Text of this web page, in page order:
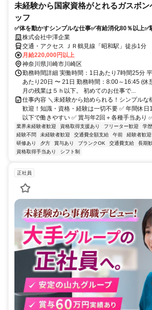
未経験から国家資格がとれるガスボン
ッフ
✅体を動かすシンプルな仕事✅有給消化80％以上✅
株式会社中澤企業
交通・アクセス ＪＲ鶴見線「昭和駅」徒歩1分
月給220,000円以上
神奈川県川崎市川崎区
勤務時間詳細 実働時間：1日あたり7時間25分
あたり20日 〜 21日 勤務時間：8:00～16:45 (休
月の残業は５ｈ以下。 初めてのお仕事で...
仕事内容 ＼未経験から始められる！シンプルな
歓迎！知識・資格・経験は一切不要 ✅ 年間休
以下で働きやすい ✅ 賞与年2回＋各種手当あり
業界未経験者歓迎 資格取得支援あり フリーター歓迎 学
経験不問
未経験者歓迎 交通費全額支給 午前 経験者歓迎
研修あり
夕方 賞与あり ブランクOK 交通費支給 長期
資格取得手当あり
シフト制
正社員